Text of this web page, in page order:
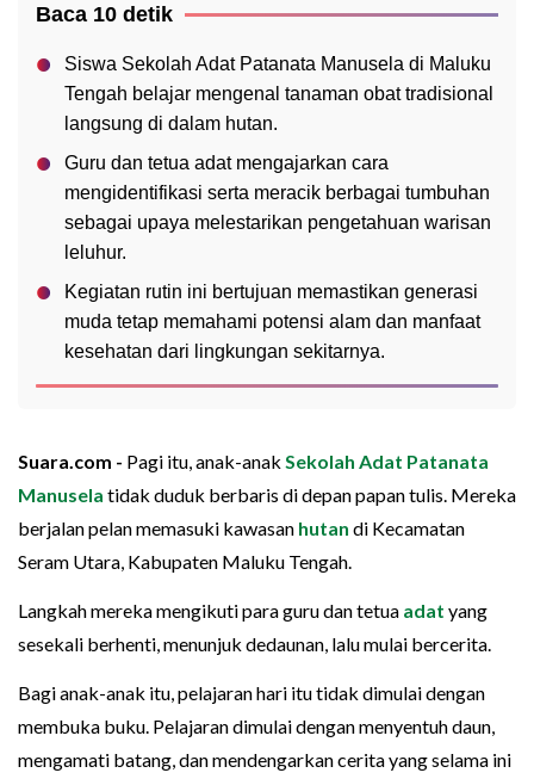
Baca 10 detik
Siswa Sekolah Adat Patanata Manusela di Maluku
Tengah belajar mengenal tanaman obat tradisional
langsung di dalam hutan.
Guru dan tetua adat mengajarkan cara
mengidentifikasi serta meracik berbagai tumbuhan
sebagai upaya melestarikan pengetahuan warisan
leluhur.
Kegiatan rutin ini bertujuan memastikan generasi
muda tetap memahami potensi alam dan manfaat
kesehatan dari lingkungan sekitarnya.
Suara.com - Pagi itu, anak-anak Sekolah Adat Patanata
Manusela tidak duduk berbaris di depan papan tulis. Mereka
berjalan pelan memasuki kawasan hutan di Kecamatan
Seram Utara, Kabupaten Maluku Tengah.
Langkah mereka mengikuti para guru dan tetua adat yang
sesekali berhenti, menunjuk dedaunan, lalu mulai bercerita.
Bagi anak-anak itu, pelajaran hari itu tidak dimulai dengan
membuka buku. Pelajaran dimulai dengan menyentuh daun,
mengamati batang, dan mendengarkan cerita yang selama ini